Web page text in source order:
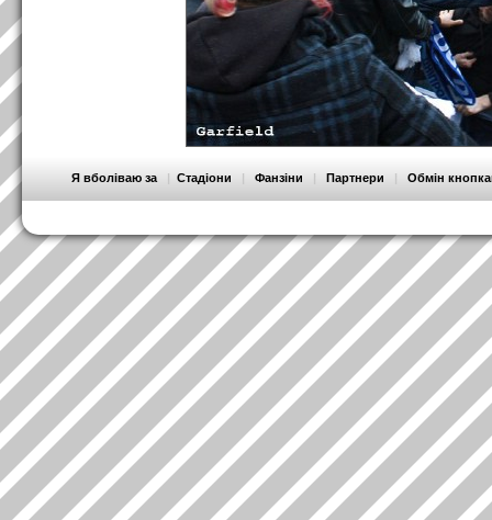
Я вболіваю за | Стадіони | Фанзіни | Партнери | Обмін